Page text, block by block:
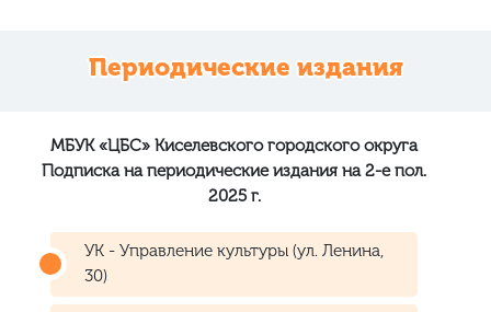
Периодические издания
МБУК «ЦБС» Киселевского городского округа
Подписка на периодические издания на 2-е пол.
2025 г.
УК - Управление культуры (ул. Ленина,
30)